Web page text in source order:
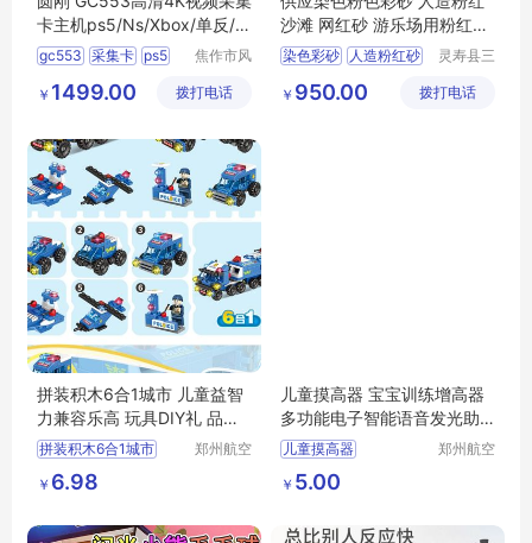
卡主机ps5/Ns/Xbox/单反/摄
像机/游戏直播录制设备 GC5
53G2（旗舰机皇升级款GC5
53G2W)
gc553 采集卡 ps5
焦作市风
有限公司
￥ 1499.00 拨打电话
沙滩 网红砂 游乐场用粉红彩
砂10-20目
染色彩砂
人造粉红砂
粉色彩砂价格
灵寿县三
加工厂
￥ 950.00 拨打电话
拼装积木6合1城市 儿童益智
力兼容乐高 玩具DIY礼 品男
孩
拼装积木6合1城市
儿童益智力兼容乐高
玩具DIY礼
郑州航空
￥ 6.98
儿童摸高器 宝宝训练增高器
多功能电子智能语音发光助
高神器
儿童摸高器
宝宝训练增高器
郑州航空
￥ 5.00